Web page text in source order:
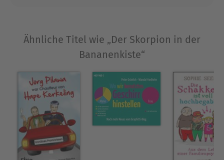
Ausblenden
Ähnliche Titel wie „Der Skorpion in der
Bananenkiste“